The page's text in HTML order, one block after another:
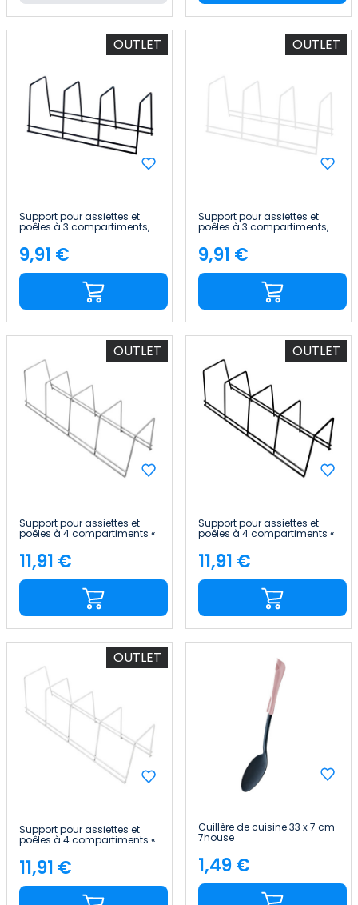
OUTLET
Support pour assiettes et
poêles à 3 compartiments,
Price
9,91 €
OUTLET
Support pour assiettes et
poêles à 3 compartiments,
Price
9,91 €
OUTLET
Support pour assiettes et
poêles à 4 compartiments «
12x38.5x11.5cm » 7house
Price
11,91 €
OUTLET
Support pour assiettes et
poêles à 4 compartiments «
12x38.5x11.5cm » 7house
Price
11,91 €
OUTLET
Support pour assiettes et
poêles à 4 compartiments «
12x38.5x11.5cm » 7house
Price
11,91 €
Cuillère de cuisine 33 x 7 cm
7house
Price
1,49 €